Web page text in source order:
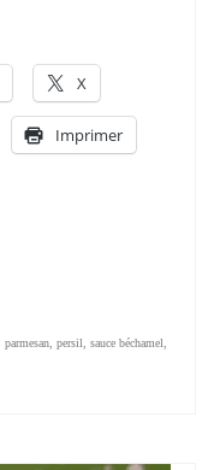
X
Imprimer
parmesan persil sauce béchamel